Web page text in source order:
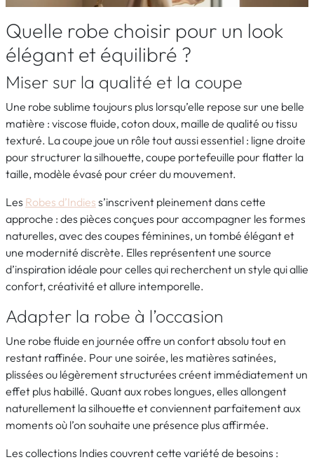
Quelle robe choisir pour un look
élégant et équilibré ?
Miser sur la qualité et la coupe
Une robe sublime toujours plus lorsqu’elle repose sur une belle
matière : viscose fluide, coton doux, maille de qualité ou tissu
texturé. La coupe joue un rôle tout aussi essentiel : ligne droite
pour structurer la silhouette, coupe portefeuille pour flatter la
taille, modèle évasé pour créer du mouvement.
Les Robes d’Indies s’inscrivent pleinement dans cette
approche : des pièces conçues pour accompagner les formes
naturelles, avec des coupes féminines, un tombé élégant et
une modernité discrète. Elles représentent une source
d’inspiration idéale pour celles qui recherchent un style qui allie
confort, créativité et allure intemporelle.
Adapter la robe à l’occasion
Une robe fluide en journée offre un confort absolu tout en
restant raffinée. Pour une soirée, les matières satinées,
plissées ou légèrement structurées créent immédiatement un
effet plus habillé. Quant aux robes longues, elles allongent
naturellement la silhouette et conviennent parfaitement aux
moments où l’on souhaite une présence plus affirmée.
Les collections Indies couvrent cette variété de besoins :